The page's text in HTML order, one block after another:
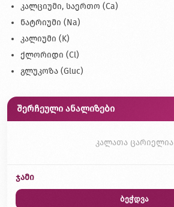
კალციუმი, საერთო (Ca)
ნატრიუმი (Na)
კალიუმი (K)
ქლორიდი (Cl)
გლუკოზა (Gluc)
შერჩეული ანალიზები
კალათა ცარიელია
ჯამი
ბეჭდვა